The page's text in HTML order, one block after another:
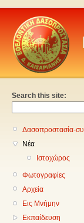
Search this site:
Δασοπροστασία-
Νέα
Ιστοχώρος
Φωτογραφίες
Αρχεία
Εις Μνήμην
Εκπαίδευση